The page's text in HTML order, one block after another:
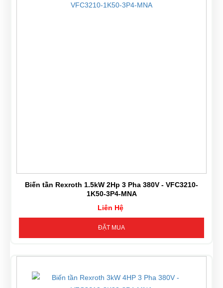
Biến tần Rexroth 1.5kW 2Hp 3 Pha 380V - VFC3210-
1K50-3P4-MNA
Liên Hệ
ĐẶT MUA